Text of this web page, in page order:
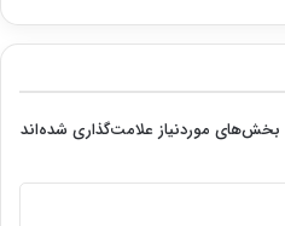
بخش‌های موردنیاز علامت‌گذاری شده‌اند